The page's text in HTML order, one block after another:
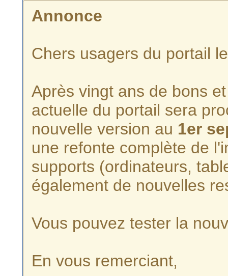
Annonce
Chers usagers du portail
Après vingt ans de bons
actuelle du portail sera
nouvelle version au 1er
une refonte complète de
supports (ordinateurs,
également de nouvelles
Vous pouvez tester la
En vous remerciant,